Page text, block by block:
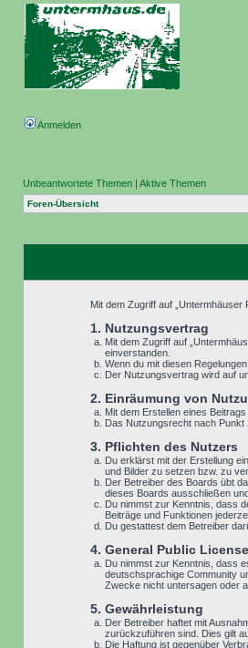
Anmelden
Unbeantwortete Themen | Aktive Themen
Foren-Übersicht
Mit dem Zugriff auf
1. Nutzungsvertrag
Mit dem Zugriff auf
einverstanden.
Wenn du mit diesen
Der Nutzungsvertrag wird auf
2. Einräumung von
Mit dem Erstellen eines
Das Nutzungsrecht nach Punkt
3. Pflichten des Nutzers
Du erklärst mit der Erstellung
und Bilder zu setzen bzw. zu
Der Betreiber des Boards übt
dieses Boards ausschließen
Du nimmst zur Kenntnis, dass
Beiträge und Funktionen
Du gestattest dem Betreiber
4. General Public License
Du nimmst zur Kenntnis, dass
deutschsprachige Community
Zwecke nicht untersagen oder
5. Gewährleistung
Der Betreiber haftet mit
zurückzuführen sind. Dies gilt
Die Haftung ist gegenüber